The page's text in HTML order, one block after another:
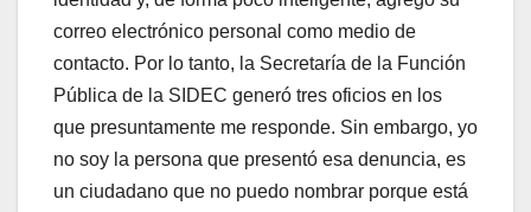
correo electrónico personal como medio de
contacto. Por lo tanto, la Secretaría de la Función
Pública de la SIDEC generó tres oficios en los
que presuntamente me responde. Sin embargo, yo
no soy la persona que presentó esa denuncia, es
un ciudadano que no puedo nombrar porque está